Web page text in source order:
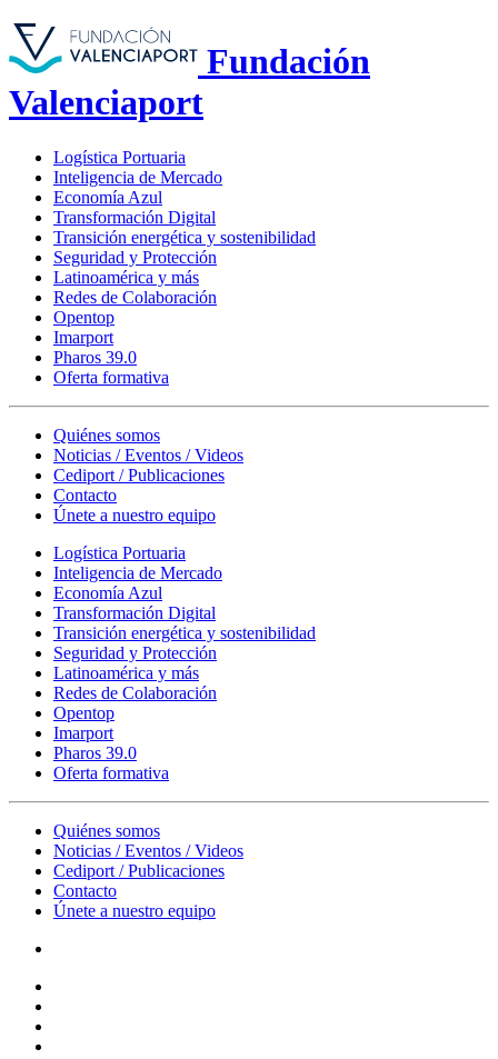
Fundación
Valenciaport
Logística Portuaria
Inteligencia de Mercado
Economía Azul
Transformación Digital
Transición energética y sostenibilidad
Seguridad y Protección
Latinoamérica y más
Redes de Colaboración
Opentop
Imarport
Pharos 39.0
Oferta formativa
Quiénes somos
Noticias / Eventos / Videos
Cediport / Publicaciones
Contacto
Únete a nuestro equipo
Logística Portuaria
Inteligencia de Mercado
Economía Azul
Transformación Digital
Transición energética y sostenibilidad
Seguridad y Protección
Latinoamérica y más
Redes de Colaboración
Opentop
Imarport
Pharos 39.0
Oferta formativa
Quiénes somos
Noticias / Eventos / Videos
Cediport / Publicaciones
Contacto
Únete a nuestro equipo